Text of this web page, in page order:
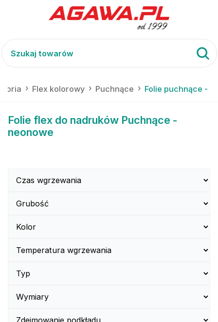
Flex kolorowy Puchnące Folie puchnące -
Folie flex do nadruków Puchnące -
neonowe